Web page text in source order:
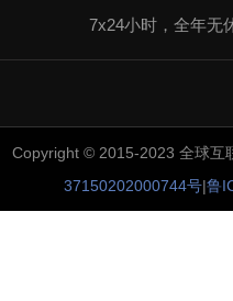
7x24小时，全年无
Copyright © 2015-2023 全球互
37150202000744号|鲁